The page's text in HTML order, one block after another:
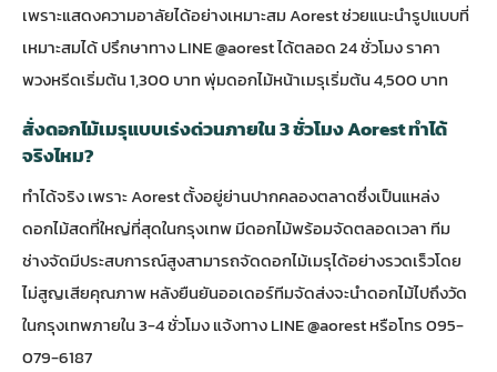
เพราะแสดงความอาลัยได้อย่างเหมาะสม Aorest ช่วยแนะนำรูปแบบที่
เหมาะสมได้ ปรึกษาทาง LINE @aorest ได้ตลอด 24 ชั่วโมง ราคา
พวงหรีดเริ่มต้น 1,300 บาท พุ่มดอกไม้หน้าเมรุเริ่มต้น 4,500 บาท
สั่งดอกไม้เมรุแบบเร่งด่วนภายใน 3 ชั่วโมง Aorest ทำได้
จริงไหม?
ทำได้จริง เพราะ Aorest ตั้งอยู่ย่านปากคลองตลาดซึ่งเป็นแหล่ง
ดอกไม้สดที่ใหญ่ที่สุดในกรุงเทพ มีดอกไม้พร้อมจัดตลอดเวลา ทีม
ช่างจัดมีประสบการณ์สูงสามารถจัดดอกไม้เมรุได้อย่างรวดเร็วโดย
ไม่สูญเสียคุณภาพ หลังยืนยันออเดอร์ทีมจัดส่งจะนำดอกไม้ไปถึงวัด
ในกรุงเทพภายใน 3-4 ชั่วโมง แจ้งทาง LINE @aorest หรือโทร 095-
079-6187